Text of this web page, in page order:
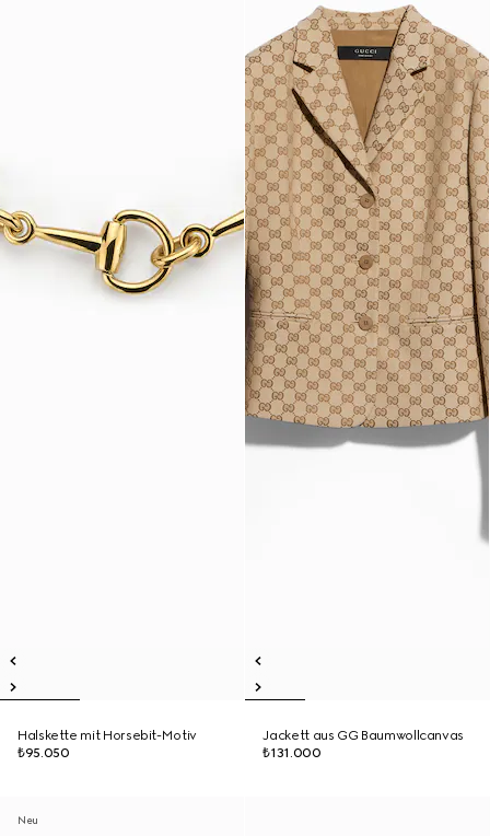
Halskette mit Horsebit-Motiv
₺95.050
Jackett aus GG Baumwollcanvas
₺131.000
Neu